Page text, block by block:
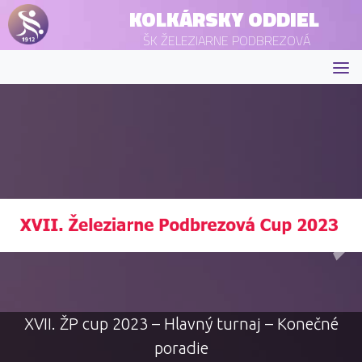
KOLKÁRSKY ODDIEL
ŠK ŽELEZIARNE PODBREZOVÁ
XVII. ŽP cup 2023 – Hlavný turnaj – Konečné
poradie